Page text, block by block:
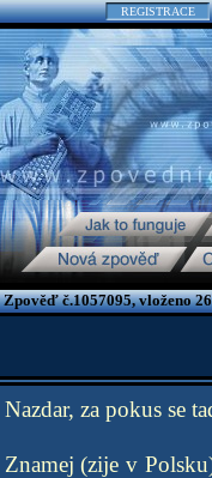
REGISTRACE
Zpověď č.1057095, vloženo
Nazdar, za pokus se
Znamej (zije v